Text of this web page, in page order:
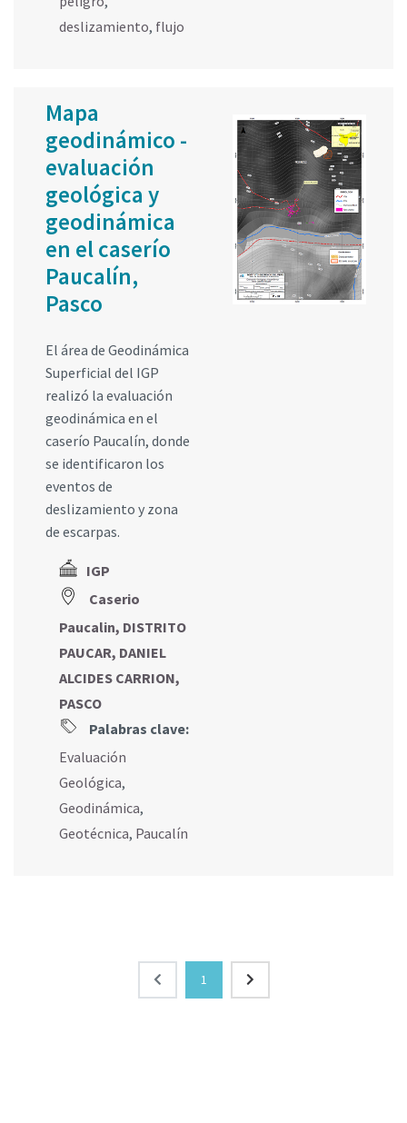
deslizamiento, flujo
Mapa
geodinámico -
evaluación
geológica y
geodinámica
en el caserío
Paucalín,
Pasco
El área de Geodinámica
Superficial del IGP
realizó la evaluación
geodinámica en el
caserío Paucalín, donde
se identificaron los
eventos de
deslizamiento y zona
de escarpas.
IGP
Caserio
Paucalin, DISTRITO
PAUCAR, DANIEL
ALCIDES CARRION,
PASCO
Palabras clave:
Evaluación
Geológica,
Geodinámica,
Geotécnica, Paucalín
1